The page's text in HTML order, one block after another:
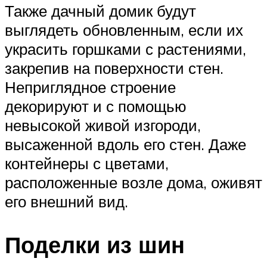
Также дачный домик будут
выглядеть обновленным, если их
украсить горшками с растениями,
закрепив на поверхности стен.
Неприглядное строение
декорируют и с помощью
невысокой живой изгороди,
высаженной вдоль его стен. Даже
контейнеры с цветами,
расположенные возле дома, оживят
его внешний вид.
Поделки из шин